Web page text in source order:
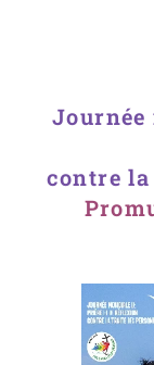
Journée
contre